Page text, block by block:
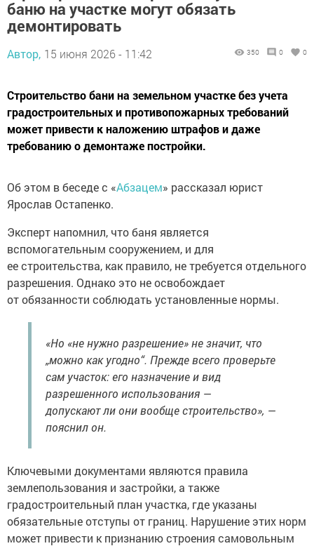
баню на участке могут обязать
демонтировать
Автор, 15 июня 2026 - 11:42 350 0 0
Строительство бани на земельном участке без учета
градостроительных и противопожарных требований
может привести к наложению штрафов и даже
требованию о демонтаже постройки.
Об этом в беседе с «Абзацем» рассказал юрист
Ярослав Остапенко.
Эксперт напомнил, что баня является
вспомогательным сооружением, и для
ее строительства, как правило, не требуется отдельного
разрешения. Однако это не освобождает
от обязанности соблюдать установленные нормы.
«Но «не нужно разрешение» не значит, что
„можно как угодно“. Прежде всего проверьте
сам участок: его назначение и вид
разрешенного использования —
допускают ли они вообще строительство», —
пояснил он.
Ключевыми документами являются правила
землепользования и застройки, а также
градостроительный план участка, где указаны
обязательные отступы от границ. Нарушение этих норм
может привести к признанию строения самовольным